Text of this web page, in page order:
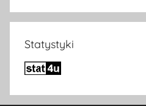
Statystyki